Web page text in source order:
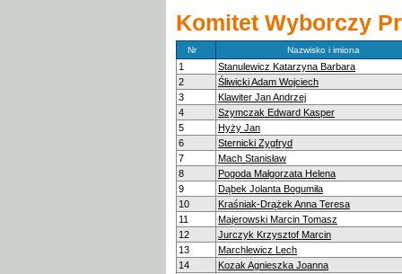
Komitet Wyborczy
Nr Nazwisko i imiona
1
Stanulewicz Katarzyna Barbara
2
Śliwicki Adam Wojciech
3
Klawiter Jan Andrzej
4
Szymczak Edward Kasper
5
Hyży Jan
6
Sternicki Zygfryd
7
Mach Stanisław
8
Pogoda Małgorzata Helena
9
Dąbek Jolanta Bogumiła
10
Kraśniak-Drążek Anna Teresa
11
Majerowski Marcin Tomasz
12
Jurczyk Krzysztof Marcin
13
Marchlewicz Lech
14
Kozak Agnieszka Joanna